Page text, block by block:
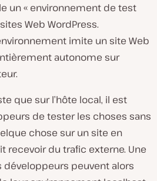
un « environnement de test
Web WordPress.
imite un site Web
autonome sur
que sur l’hôte local, il est
de tester les choses sans
chose sur un site en
recevoir du trafic externe. Une
développeurs peuvent alors